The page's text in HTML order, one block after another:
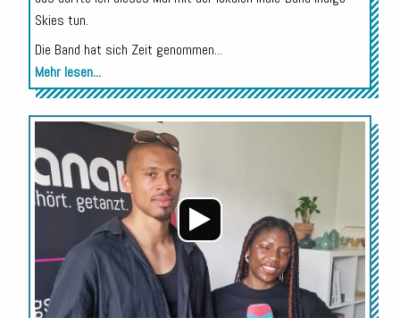
Skies tun.
Die Band hat sich Zeit genommen...
Mehr lesen...
Audio-
Player